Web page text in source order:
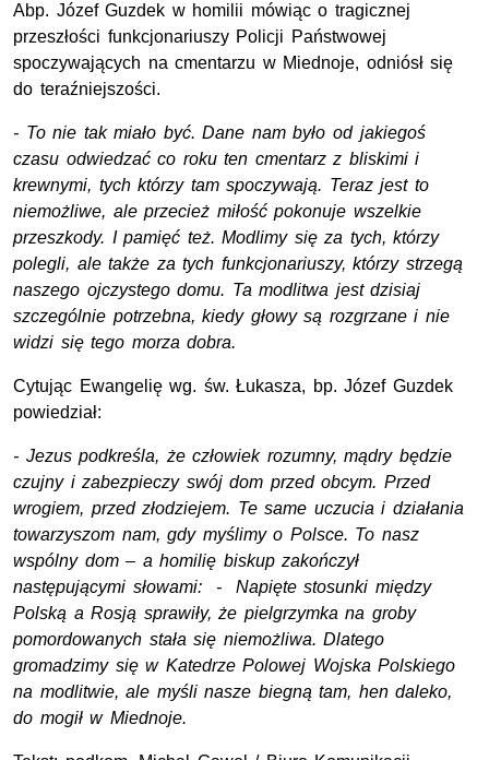
Abp. Józef Guzdek w homilii mówiąc o tragicznej
przeszłości funkcjonariuszy Policji Państwowej
spoczywających na cmentarzu w Miednoje, odniósł się
do teraźniejszości.
- To nie tak miało być. Dane nam było od jakiegoś
czasu odwiedzać co roku ten cmentarz z bliskimi i
krewnymi, tych którzy tam spoczywają. Teraz jest to
niemożliwe, ale przecież miłość pokonuje wszelkie
przeszkody. I pamięć też. Modlimy się za tych, którzy
polegli, ale także za tych funkcjonariuszy, którzy strzegą
naszego ojczystego domu. Ta modlitwa jest dzisiaj
szczególnie potrzebna, kiedy głowy są rozgrzane i nie
widzi się tego morza dobra.
Cytując Ewangelię wg. św. Łukasza, bp. Józef Guzdek
powiedział:
- Jezus podkreśla, że człowiek rozumny, mądry będzie
czujny i zabezpieczy swój dom przed obcym. Przed
wrogiem, przed złodziejem. Te same uczucia i działania
towarzyszom nam, gdy myślimy o Polsce. To nasz
wspólny dom – a homilię biskup zakończył
następującymi słowami: - Napięte stosunki między
Polską a Rosją sprawiły, że pielgrzymka na groby
pomordowanych stała się niemożliwa. Dlatego
gromadzimy się w Katedrze Polowej Wojska Polskiego
na modlitwie, ale myśli nasze biegną tam, hen daleko,
do mogił w Miednoje.